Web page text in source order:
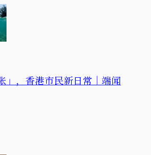
」，香港市民新日常｜端闻